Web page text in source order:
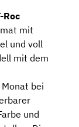
Roc
mit
und voll
mit dem
bei
und